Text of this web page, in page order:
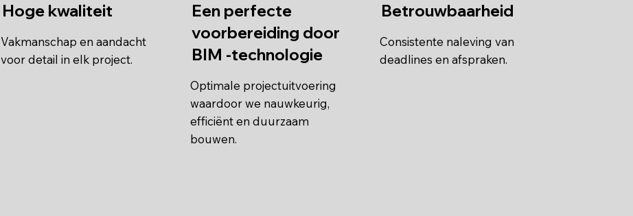
Hoge kwaliteit
Vakmanschap en aandacht
voor detail in elk project.
Een perfecte
voorbereiding door
BIM -technologie
Optimale projectuitvoering
waardoor we nauwkeurig,
efficiënt en duurzaam
bouwen.
Betrouwbaarheid
Consistente naleving van
deadlines en afspraken.